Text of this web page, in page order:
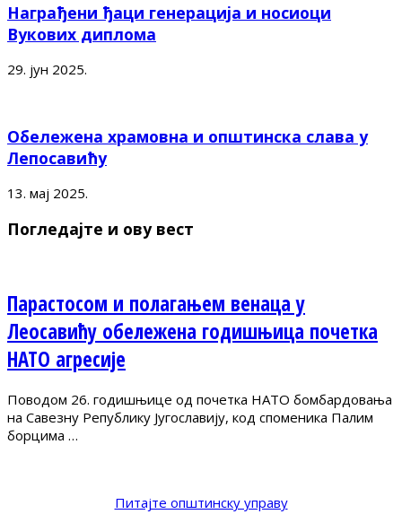
Награђени ђаци генерација и носиоци
Вукових диплома
29. јун 2025.
Обележена храмовна и општинска слава у
Лепосавићу
13. мај 2025.
Погледајте и ову вест
Парастосом и полагањем венаца у
Леосавићу обележена годишњица почетка
НАТО агресије
Поводом 26. годишњице од почетка НАТО бомбардовања
на Савезну Републику Југославију, код споменика Палим
борцима …
Питајте општинску управу